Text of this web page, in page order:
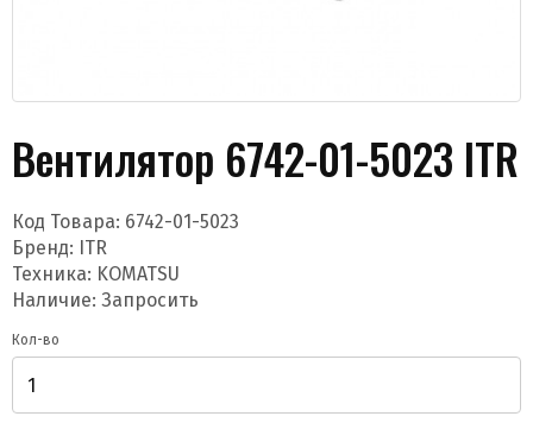
Вентилятор 6742-01-5023 ITR
Код Товара: 6742-01-5023
Бренд: ITR
Техника: KOMATSU
Наличие: Запросить
Кол-во